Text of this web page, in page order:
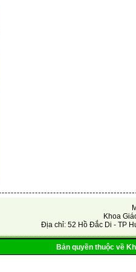
Khoa
Địa chỉ: 52 Hồ Đắc Di - TP
Bản quyền thuộc về